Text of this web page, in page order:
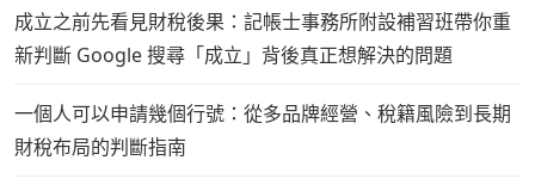
成立之前先看見財稅後果：記帳士事務所附設補習班帶你重
新判斷 Google 搜尋「成立」背後真正想解決的問題
一個人可以申請幾個行號：從多品牌經營、稅籍風險到長期
財稅布局的判斷指南